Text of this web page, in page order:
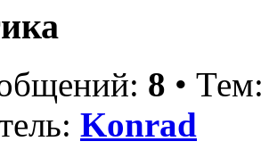
8 •
Konrad